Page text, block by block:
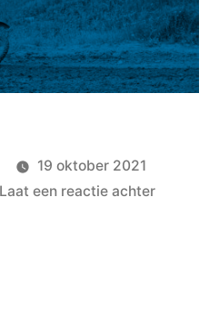
19 oktober 2021
Laat een reactie achter